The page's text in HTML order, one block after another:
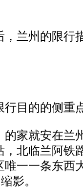
兰州的限行
目的的侧重
家就安在兰
，北临兰阿铁
唯一一条东
影。